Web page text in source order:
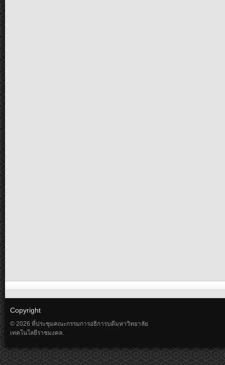
Copyright
© 2026 ที่ประชุมคณะกรรมการอธิการบดีมหาวิทยาลัย
เทคโนโลยีราชมงคล.